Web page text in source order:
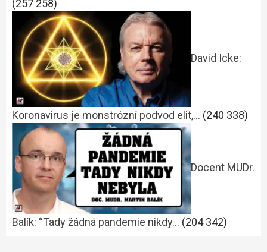
(257 258)
David Icke:
Koronavirus je monstrózní podvod elit,… (240 338)
Docent MUDr.
Balík: “Tady žádná pandemie nikdy… (204 342)